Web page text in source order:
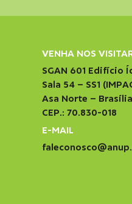
VENHA NOS
SGAN 601 Edifício
Sala 54 – SS1
Asa Norte –
CEP.: 70.830-018
E-MAIL